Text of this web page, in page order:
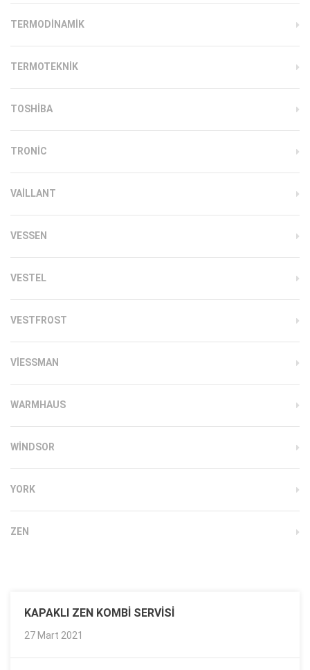
TERMODINAMIK
TERMOTEKNIK
TOSHIBA
TRONIC
VAILLANT
VESSEN
VESTEL
VESTFROST
VIESSMAN
WARMHAUS
WINDSOR
YORK
ZEN
KAPAKLI ZEN KOMBI SERVISI
27 Mart 2021